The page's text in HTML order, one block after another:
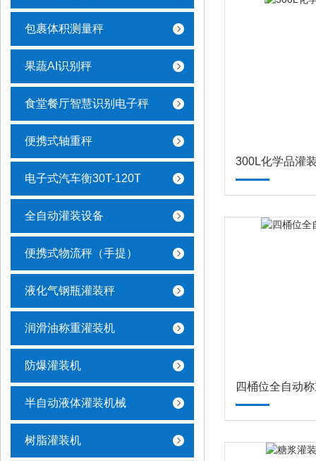
包裹体积测量秤
果蔬AI识别秤
食堂餐厅智慧识别电子秤
便携式轴重秤
电子式汽车衡30T-120T
全自动灌装设备
便携式物流秤（手提）
液化气钢瓶灌装秤
润滑油称重灌装机
防爆灌装机
半自动液体灌装机械
树脂灌装机
300L化学品灌
四桶位全自动